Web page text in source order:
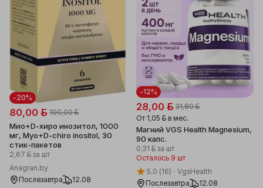
-20%
80,00 ƃ 100,00 ƃ
Мио+D-хиро инозитол, 1000
мг, Myo+D-chiro inositol, 30
стик-пакетов
2,67 ƃ за шт
Anagran.by
Послезавтра
12.08
-12%
28,00 ƃ 31,80 ƃ
От 1,05 ƃ в мес.
Магний VGS Health Magnesium,
90 капс.
0,31 ƃ за шт
Осталось 9 шт
5.0 (16)
VgsHealth
Послезавтра
12.08